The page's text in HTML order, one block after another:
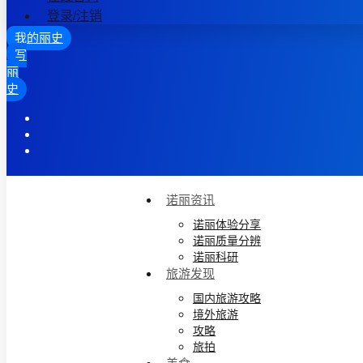
登录/注销
我的丽史
写
丽
史
诺丽资讯
诺丽体验分享
诺丽质量分辨
诺丽科研
旅游发现
国内旅游攻略
境外旅游
攻略
旅拍